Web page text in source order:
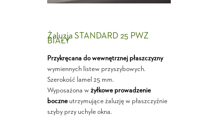
Żaluzja STANDARD 25 PWZ
BIAŁY
Przykręcana do wewnętrznej płaszczyzny
wymiennych listew przyszybowych.
Szerokość lamel 25 mm.
Wyposażona w żyłkowe prowadzenie
boczneutrzymujące żaluzję w płaszczyźnie
szyby przy uchyle okna.